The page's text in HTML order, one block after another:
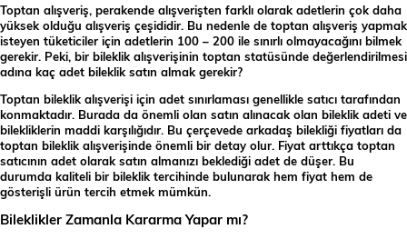
Toptan alışveriş, perakende alışverişten farklı olarak adetlerin çok daha
yüksek olduğu alışveriş çeşididir. Bu nedenle de toptan alışveriş yapmak
isteyen tüketiciler için adetlerin 100 – 200 ile sınırlı olmayacağını bilmek
gerekir. Peki, bir bileklik alışverişinin toptan statüsünde değerlendirilmesi
adına kaç adet bileklik satın almak gerekir?
Toptan bileklik alışverişi için adet sınırlaması genellikle satıcı tarafından
konmaktadır. Burada da önemli olan satın alınacak olan bileklik adeti ve
bilekliklerin maddi karşılığıdır. Bu çerçevede arkadaş bilekliği fiyatları da
toptan bileklik alışverişinde önemli bir detay olur. Fiyat arttıkça toptan
satıcının adet olarak satın almanızı beklediği adet de düşer. Bu
durumda kaliteli bir bileklik tercihinde bulunarak hem fiyat hem de
gösterişli ürün tercih etmek mümkün.
Bileklikler Zamanla Kararma Yapar mı?